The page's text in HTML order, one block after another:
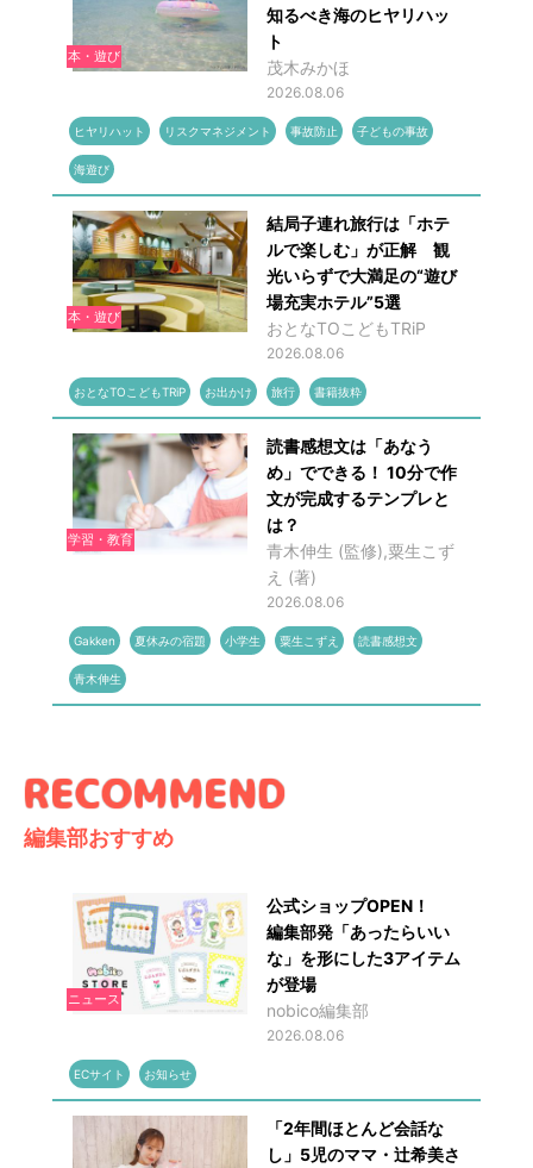
本・遊び
知るべき海のヒヤリハッ
ト
茂木みかほ
2026.08.06
ヒヤリハット リスクマネジメント 事故防止 子どもの事故
海遊び
本・遊び
結局子連れ旅行は「ホテ
ルで楽しむ」が正解 観
光いらずで大満足の“遊び
場充実ホテル”5選
おとなTOこどもTRiP
2026.08.06
おとなTOこどもTRiP お出かけ 旅行 書籍抜粋
学習・教育
読書感想文は「あなう
め」でできる！ 10分で作
文が完成するテンプレと
は？
青木伸生 (監修),粟生こず
え (著)
2026.08.06
Gakken 夏休みの宿題 小学生 粟生こずえ 読書感想文
青木伸生
編集部おすすめ
ニュース
公式ショップOPEN！
編集部発「あったらいい
な」を形にした3アイテム
が登場
nobico編集部
2026.08.06
ECサイト お知らせ
「2年間ほとんど会話な
し」5児のママ・辻希美さ